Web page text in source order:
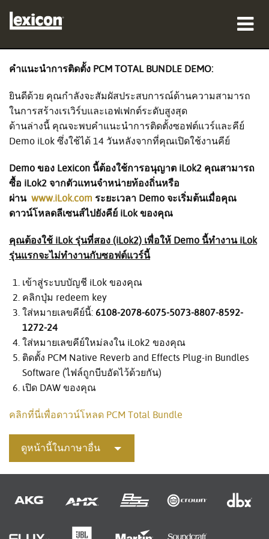
ผลิตภัณฑ์
ที่ซื้อสินค้า
มืออาชีพ
กรณีศึกษา
การฝึกอบรม
การสนับสนุน
ภาษา/ภูมิภาค
คำแนะนำการติดตั้ง PCM TOTAL BUNDLE DEMO:
ยินดีด้วย คุณกำลังจะสัมผัสประสบการณ์ด้านความสามารถ
ในการสร้างเรเวิร์บและเอฟเฟกต์ระดับสูงสุด
ด้านล่างนี้ คุณจะพบคำแนะนำการติดตั้งซอฟต์แวร์และคีย์
Demo iLok ซึ่งใช้ได้ 14 วันหลังจากที่คุณเปิดใช้งานคีย์
Demo ของ Lexicon นี้ต้องใช้การอนุญาต iLok2 คุณสามารถ
ซื้อ iLok2 จากตัวแทนจำหน่ายท้องถิ่นหรือ
ผ่าน www.iLok.com ระยะเวลา Demo จะเริ่มต้นเมื่อคุณ
ดาวน์โหลดลีเซนส์ไปยังคีย์ iLok ของคุณ
คุณต้องใช้ iLok รุ่นที่สอง (iLok2) เพื่อให้ Demo นี้ทำงาน iLok
รุ่นแรกจะไม่ทำงานกับซอฟต์แวร์นี้
เข้าสู่ระบบบัญชี iLok ของคุณ
คลิกปุ่ม redeem key
ใส่หมายเลขคีย์นี้:6108-2078-6075-5073-8807-8592-
1272-24
ใส่หมายเลขคีย์ใหม่ลงใน iLok2 ของคุณ
ติดตั้ง PCM Native Reverb and Effects Plug-in Bundles
Software (ไฟล์ถูกบีบอัดไว้ด้วยกัน)
เปิด DAW ของคุณ
คลิกที่นี่เพื่อดาวน์โหลด PCM Total Bundle
ดูหน้านี้ในภาษาอื่น